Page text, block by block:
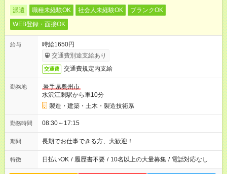
派遣 職種未経験OK 社会人未経験OK
ブランクOK
WEB登録・面接OK
給与
時給1650円
交通費別途支給あり
交通費 交通費規定内支給
勤務地
岩手県奥州市
水沢江刺駅から車10分
製造・建築・土木・製造技術系
勤務時間 08:30～17:15
期間 長期でお仕事できる方、大歓迎！
特徴 日払いOK / 履歴書不要 / 10名以上の大量募集 / 電話対応なし